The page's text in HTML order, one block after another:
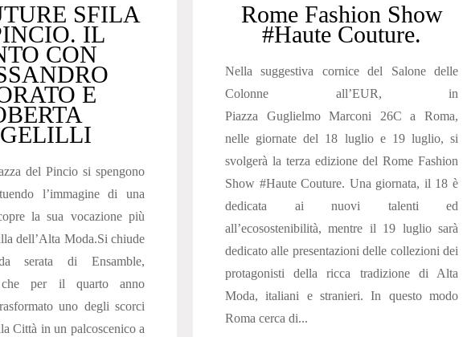
SFILA
IL
CON
E
del Pincio si spengono
l’immagine di una
la sua vocazione più
dell’Alta Moda.Si chiude
serata di Ensamble,
che per il quarto anno
uno degli scorci
Città in un palcoscenico a
Rome Fashion Show
#Haute Couture.
Nella suggestiva cornice del Salone delle
Colonne all’EUR, in
Piazza Guglielmo Marconi 26C a Roma,
nelle giornate del 18 luglio e 19 luglio, si
svolgerà la terza edizione del Rome Fashion
Show #Haute Couture. Una giornata, il 18 è
dedicata ai nuovi talenti ed
all’ecosostenibilità, mentre il 19 luglio sarà
dedicato alle presentazioni delle collezioni dei
protagonisti della ricca tradizione di Alta
Moda, italiani e stranieri. In questo modo
Roma cerca di...